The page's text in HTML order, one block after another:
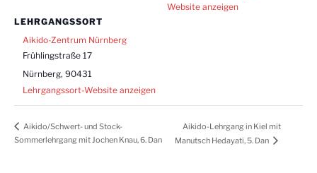
LEHRGANGSSORT
Aikido-Zentrum Nürnberg
Frühlingstraße 17
Nürnberg, 90431
Lehrgangssort-Website anzeigen
Website anzeigen
Aikido/Schwert- und Stock-
Sommerlehrgang mit Jochen Knau, 6. Dan
Aikido-Lehrgang in Kiel mit
Manutsch Hedayati, 5. Dan